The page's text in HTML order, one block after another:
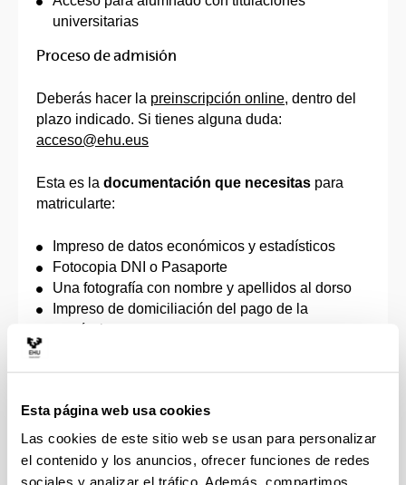
Esta página web usa cookies
Las cookies de este sitio web se usan para personalizar
el contenido y los anuncios, ofrecer funciones de redes
universitarias
Proceso de admisión
Deberás hacer la preinscripción online, dentro del
plazo indicado. Si tienes alguna duda:
acceso@ehu.eus
Esta es la documentación que necesitas para
matricularte:
Impreso de datos económicos y estadísticos
Fotocopia DNI o Pasaporte
Una fotografía con nombre y apellidos al dorso
Impreso de domiciliación del pago de la
matrícula
reducción o exención de los precios públicos de
orden que apruebe el Gobierno Vasco, por la que
se fijan los precios a satisfacer por la prestación
de servicios académicos universitarios (personas
discapacitadas, familias numerosas víctimas de